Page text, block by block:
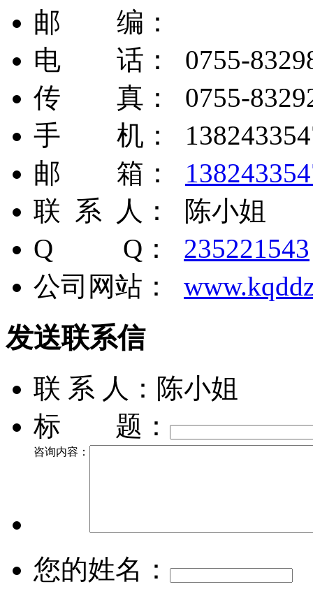
邮 编：
电 话： 0755-
传 真： 0755-
手 机：
邮 箱：
联 系 人： 陈小姐
Q Q： 235221543
公司网站：
发送联系信
联 系 人：陈小姐
标 题：
咨询内容：
您的姓名：